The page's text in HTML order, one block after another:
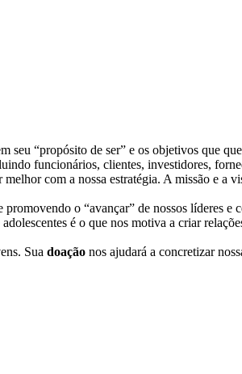
seu “propósito de ser” e os objetivos que
funcionários, clientes, investidores,
com a nossa estratégia. A missão e a
o “avançar” de nossos líderes e
é o que nos motiva a criar
Sua doação nos ajudará a concretizar